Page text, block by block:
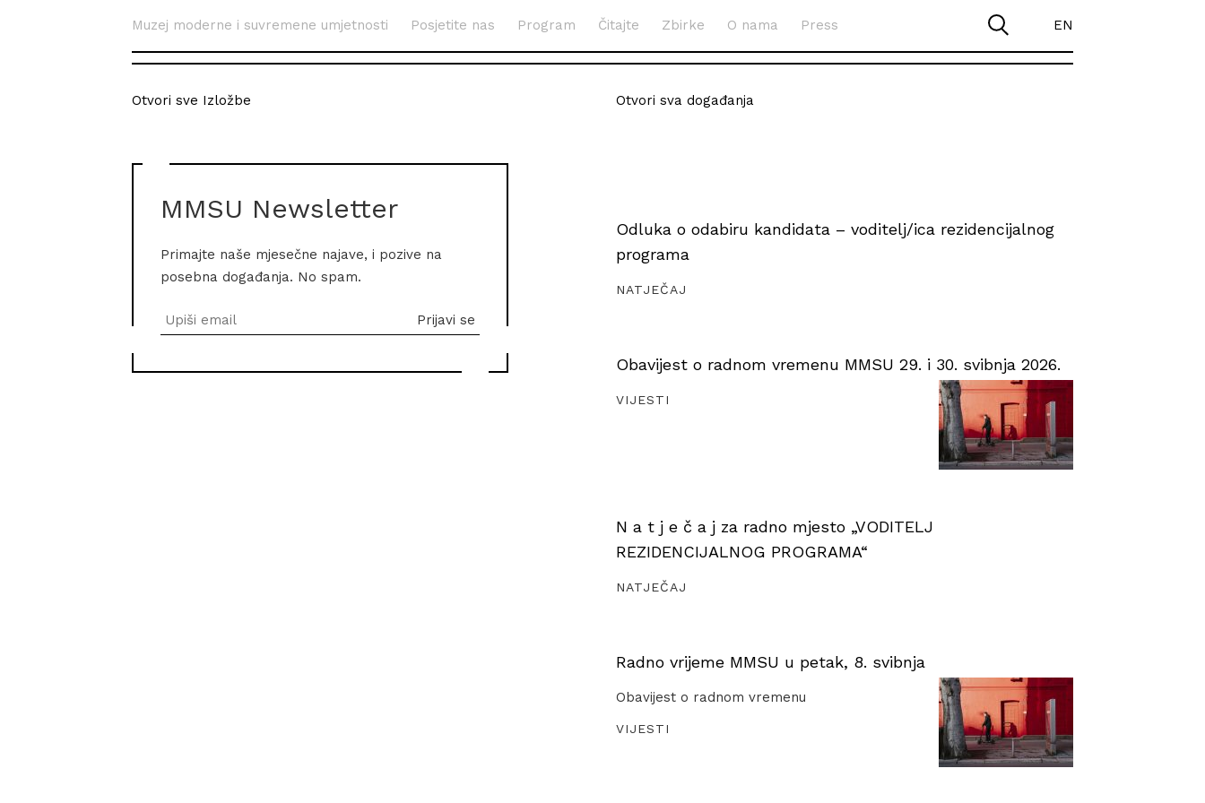
Muzej moderne i suvremene umjetnosti Posjetite nas Program Čitajte Zbirke O nama Press EN
Otvori sve Izložbe
MMSU Newsletter
Primajte naše mjesečne najave, i pozive na
posebna događanja. No spam.
Otvori sva događanja
Odluka o odabiru kandidata – voditelj/ica rezidencijalnog
programa
NATJEČAJ
Obavijest o radnom vremenu MMSU 29. i 30. svibnja 2026.
VIJESTI
N a t j e č a j za radno mjesto „VODITELJ
REZIDENCIJALNOG PROGRAMA“
NATJEČAJ
Radno vrijeme MMSU u petak, 8. svibnja
Obavijest o radnom vremenu
VIJESTI